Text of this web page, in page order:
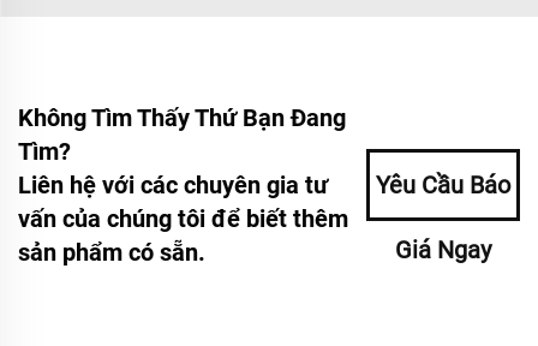
Không Tìm Thấy Thứ Bạn Đang
Tìm?
Liên hệ với các chuyên gia tư
vấn của chúng tôi để biết thêm
sản phẩm có sẵn.
Yêu Cầu Báo
Giá Ngay